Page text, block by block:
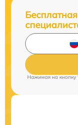
Нажимая на кнопку